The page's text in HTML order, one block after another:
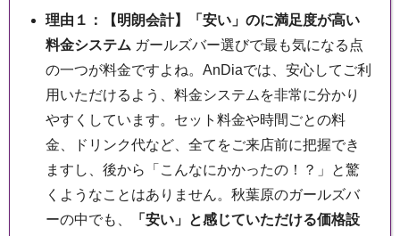
理由１：【明朗会計】「安い」のに満足度が高い
料金システム ガールズバー選びで最も気になる点
の一つが料金ですよね。AnDiaでは、安心してご利
用いただけるよう、料金システムを非常に分かり
やすくしています。セット料金や時間ごとの料
金、ドリンク代など、全てをご来店前に把握でき
ますし、後から「こんなにかかったの！？」と驚
くようなことはありません。秋葉原のガールズバ
ーの中でも、
「安い」と感じていただける価格設